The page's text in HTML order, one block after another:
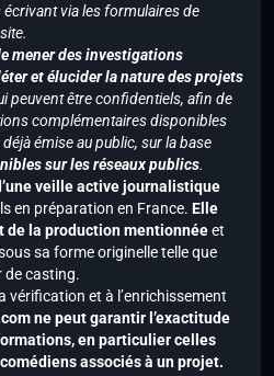
via les formulaires de
mener des investigations
et élucider la nature des projets
peuvent être confidentiels, afin de
complémentaires disponibles
émise au public, sur la base
sur les réseaux publics.
veille active journalistique
en préparation en France. Elle
de la production mentionnéeet
sa forme originelle telle que
de casting.
vérification et à l’enrichissement
ne peut garantir l’exactitude
en particulier celles
associés à un projet.